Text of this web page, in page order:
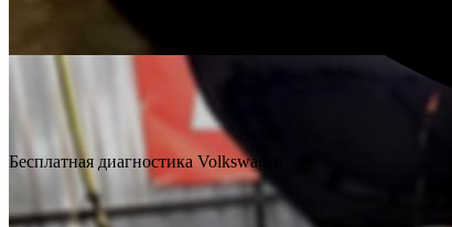
Бесплатная диагностика Volkswagen